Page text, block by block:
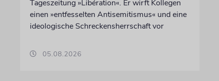
Tageszeitung »Libération«. Er wirft Kollegen
einen »entfesselten Antisemitismus« und eine
ideologische Schreckensherrschaft vor
05.08.2026